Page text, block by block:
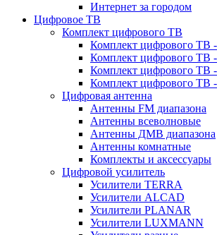
Интернет за городом
Цифровое ТВ
Комплект цифрового ТВ
Комплект цифрового ТВ
Комплект цифрового ТВ
Комплект цифрового ТВ
Комплект цифрового ТВ
Цифровая антенна
Антенны FM диапазона
Антенны всеволновые
Антенны ДМВ диапазона
Антенны комнатные
Комплекты и аксессуары
Цифровой усилитель
Усилители TERRA
Усилители ALCAD
Усилители PLANAR
Усилители LUXMANN